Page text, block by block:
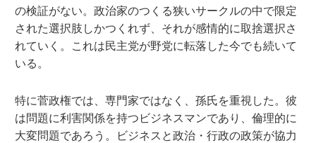
の検証がない。政治家のつくる狭いサークルの中で限定
された選択肢しかつくれず、それが感情的に取捨選択さ
れていく。これは民主党が野党に転落した今でも続いて
いる。
特に菅政権では、専門家ではなく、孫氏を重視した。彼
は問題に利害関係を持つビジネスマンであり、倫理的に
大変問題であろう。ビジネスと政治・行政の政策が協力